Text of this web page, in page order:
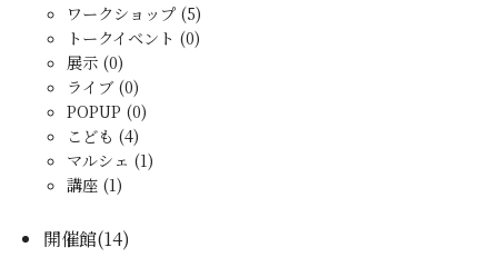
ワークショップ (5)
トークイベント (0)
展示 (0)
ライブ (0)
POPUP (0)
こども (4)
マルシェ (1)
講座 (1)
開催館(14)